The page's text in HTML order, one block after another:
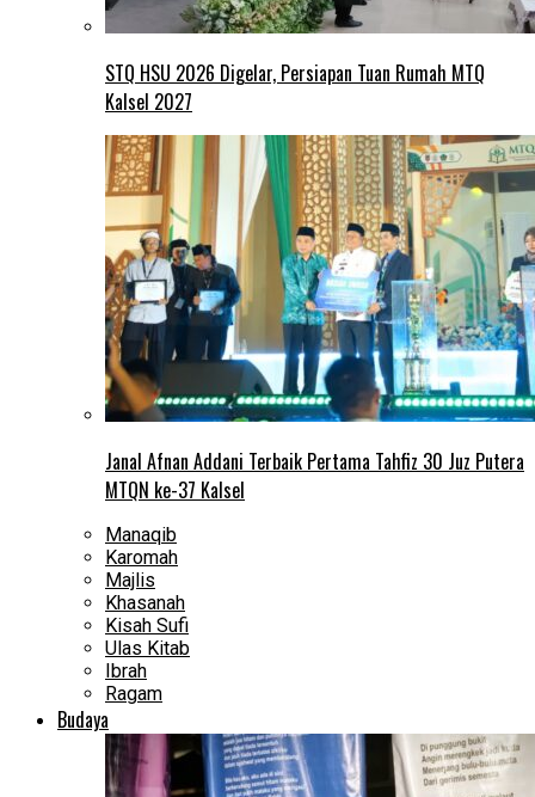
STQ HSU 2026 Digelar, Persiapan Tuan Rumah MTQ
Kalsel 2027
Janal Afnan Addani Terbaik Pertama Tahfiz 30 Juz Putera
MTQN ke-37 Kalsel
Manaqib
Karomah
Majlis
Khasanah
Kisah Sufi
Ulas Kitab
Ibrah
Ragam
Budaya